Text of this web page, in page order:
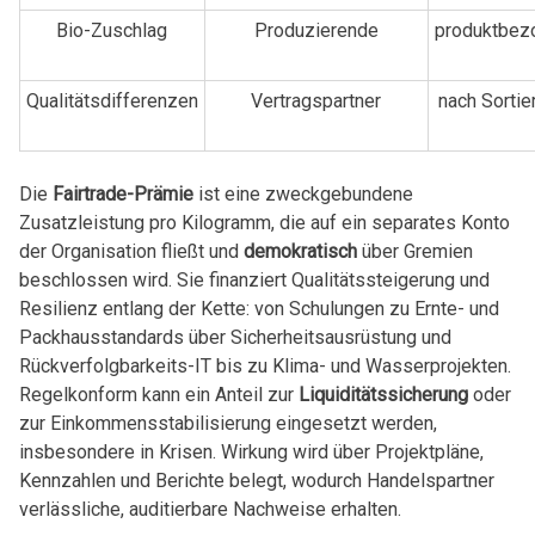
Bio-Zuschlag Produzierende
Qualitätsdifferenzen Vertragspartner nach
Die Fairtrade-Prämieist eine zweckgebundene
Zusatzleistung pro Kilogramm, die auf ein separates Konto
der Organisation fließt und demokratischüber Gremien
beschlossen wird. Sie finanziert Qualitätssteigerung und
Resilienz entlang der Kette: von Schulungen zu Ernte- und
Packhausstandards über Sicherheitsausrüstung und
Rückverfolgbarkeits-IT bis zu Klima- und Wasserprojekten.
Regelkonform kann ein Anteil zur Liquiditätssicherungoder
zur Einkommensstabilisierung eingesetzt werden,
insbesondere in Krisen. Wirkung wird über Projektpläne,
Kennzahlen und Berichte belegt, wodurch Handelspartner
verlässliche, auditierbare Nachweise erhalten.